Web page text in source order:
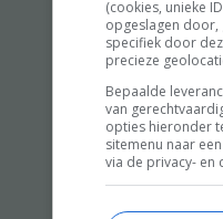
(cookies, unieke
opgeslagen
specifiek door
precieze
Bepaalde
van
opties hieronder
sitemenu naar
via de privacy- en